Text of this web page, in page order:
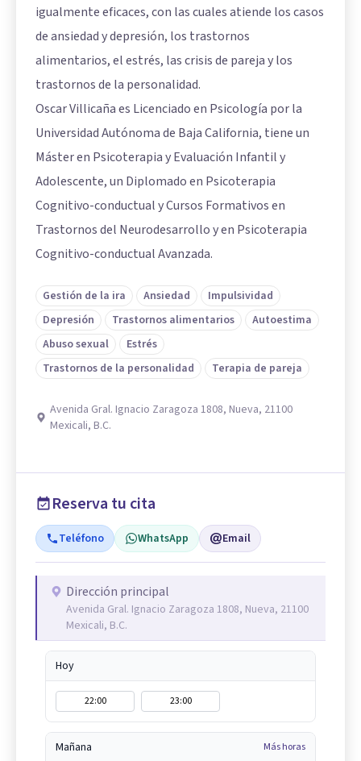
igualmente eficaces, con las cuales atiende los casos
de ansiedad y depresión, los trastornos
alimentarios, el estrés, las crisis de pareja y los
trastornos de la personalidad.
Oscar Villicaña es Licenciado en Psicología por la
Universidad Autónoma de Baja California, tiene un
Máster en Psicoterapia y Evaluación Infantil y
Adolescente, un Diplomado en Psicoterapia
Cognitivo-conductual y Cursos Formativos en
Trastornos del Neurodesarrollo y en Psicoterapia
Cognitivo-conductual Avanzada.
Gestión de la ira Ansiedad
Impulsividad
Depresión
Trastornos alimentarios
Autoestima
Abuso sexual
Estrés
Trastornos de la personalidad
Terapia de pareja
Avenida Gral. Ignacio Zaragoza 1808, Nueva, 21100
Mexicali, B.C.
Reserva tu cita
Teléfono WhatsApp Email
Dirección principal
Avenida Gral. Ignacio Zaragoza 1808, Nueva, 21100
Mexicali, B.C.
Hoy
22:00 23:00
Mañana Más horas